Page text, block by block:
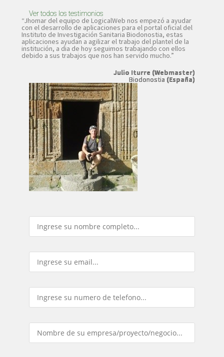
Ver todos los testimonios
“Jhomar del equipo de LogicalWeb nos empezó a ayudar
con el desarrollo de aplicaciones para el portal oficial del
Instituto de Investigación Sanitaria Biodonostia, estas
aplicaciones ayudan a agilizar el trabajo del plantel de la
institución, a dia de hoy seguimos trabajando con ellos
debido a sus trabajos que nos han servido mucho.”
Julio Iturre (Webmaster)
Biodonostia (España)